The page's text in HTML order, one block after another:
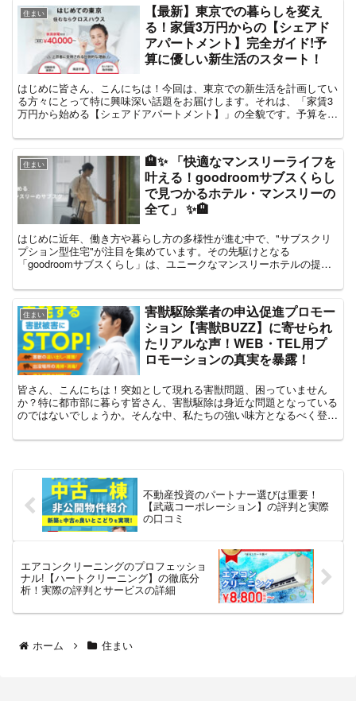
住まい
【最新】東京での暮らしを変え
る！家賃3万円からの【シェアド
アパートメント】完全ガイド!予
算に優しい新生活のスタート！
はじめに皆さん、こんにちは！今回は、東京での新生活を計画してい
る方々にとって特に興味深い話題をお届けします。それは、「家賃3
万円から始める【シェアドアパートメント】」の全貌です。予算を抑
住まい
🏨✨ 「快適なマンスリーライフを
叶える！goodroomサブスくらし
で見つかるホテル・マンスリーの
全て」 ✨🏨
はじめに近年、働き方や暮らし方の多様性が進む中で、"サブスクリ
プション型住宅"が注目を集めています。その先駆けとなる
「goodroomサブスくらし」は、ユニークなマンスリーホテルの提供
住まい
害獣駆除業者​の申込促進プロモー
ション【害獣BUZZ】に寄せられ
たリアルな声！WEB・TEL用プ
ロモーションの真実を暴露！
皆さん、こんにちは！突如として現れる害獣問題、困っていません
か？特に都市部に暮らす皆さん、害獣駆除は身近な問題となっている
のではないでしょうか。そんな中、私たちの強い味方となるべく登場
不動産投資のパートナー選びは重要！
【武蔵コーポレーション】の評判と実際
の口コミ
エアコンクリーニングのプロフェッショ
ナル!【ハートクリーニング】の徹底分
析！実際の評判とサービスの詳細
ホーム 住まい